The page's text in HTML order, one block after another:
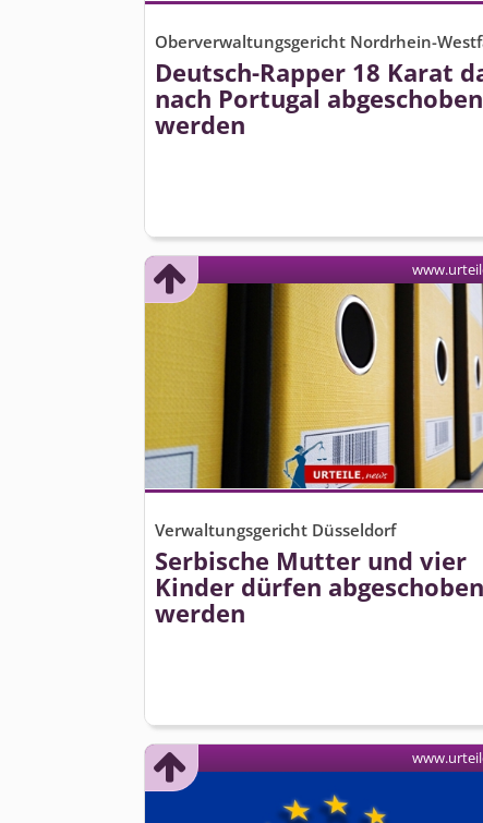
Oberverwaltungsgericht Nordrhein-
Deutsch-Rapper 18 Karat
nach Portugal abgeschoben
werden
Verwaltungsgericht Düsseldorf
Serbische Mutter und vier
Kinder dürfen abgeschoben
werden